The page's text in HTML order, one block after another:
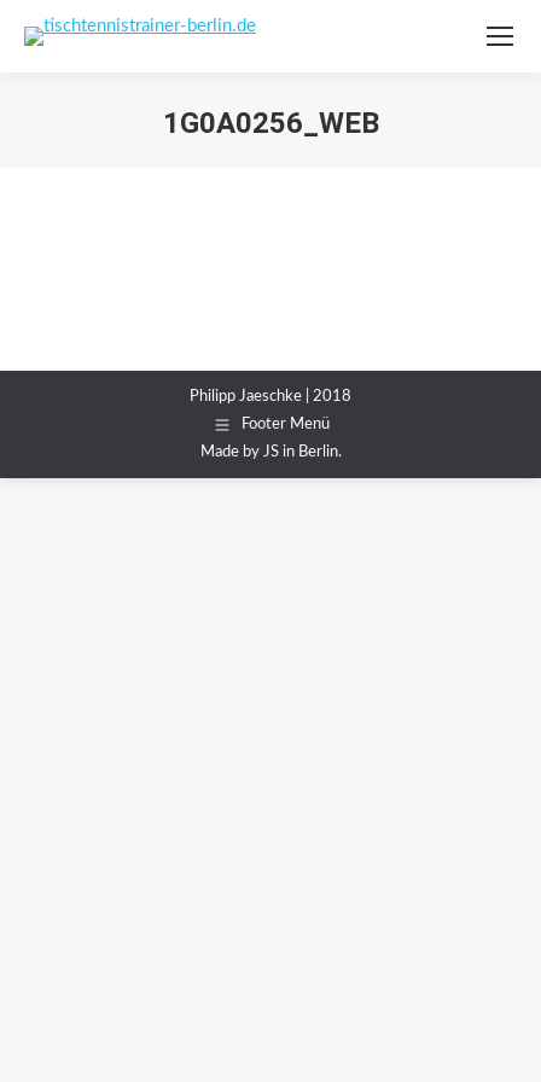
1G0A0256_WEB
Philipp Jaeschke | 2018
Footer Menü
Made by JS in Berlin.